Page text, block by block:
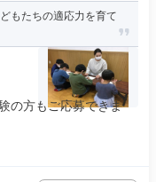
もたちの適応力を育て
の方もご応募できま